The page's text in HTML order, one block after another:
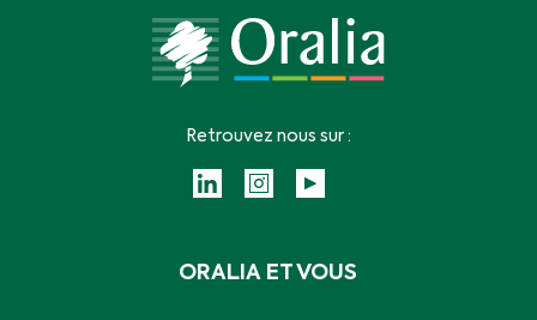
ORALIA ET VOUS
Retrouvez nous sur :